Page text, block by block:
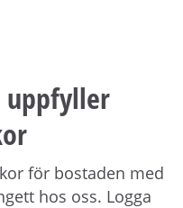
antal
och behandlar vi
infaller på
sker inflyttning
för bostaden med
hos oss. Logga